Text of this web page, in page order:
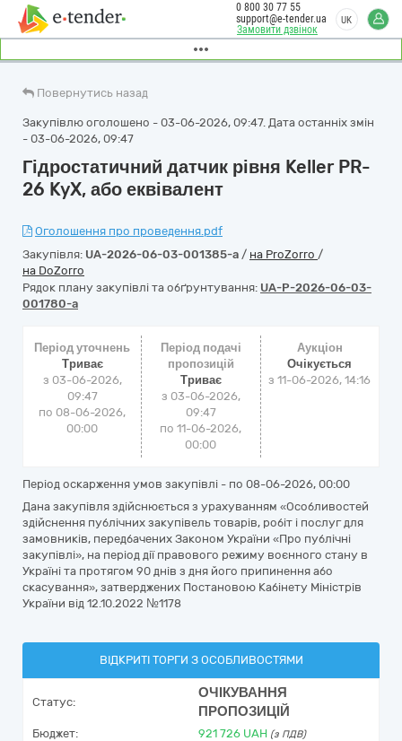
Замовити дзвінок
0 800 30 77 55
support@e-tender.ua
UK
Повернутись назад
Закупівлю оголошено - 03-06-2026, 09:47. Дата останніх змін
- 03-06-2026, 09:47
Гідростатичний датчик рівня Keller PR-
26 KyX, або еквівалент
Оголошення про проведення.pdf
Закупівля: UA-2026-06-03-001385-a / на ProZorro /
на DoZorro
Рядок плану закупівлі та обґрунтування: UA-P-2026-06-03-
001780-a
Період уточнень
Триває
з 03-06-2026,
09:47
по 08-06-2026,
00:00
Період подачі
пропозицій
Триває
з 03-06-2026,
09:47
по 11-06-2026,
00:00
Аукціон
Очікується
з11-06-2026, 14:16
Період оскарження умов закупівлі - по 08-06-2026, 00:00
Дана закупівля здійснюється з урахуванням «Особливостей
здійснення публічних закупівель товарів, робіт і послуг для
замовників, передбачених Законом України «Про публічні
закупівлі», на період дії правового режиму воєнного стану в
Україні та протягом 90 днів з дня його припинення або
скасування», затверджених Постановою Кабінету Міністрів
України від 12.10.2022 №1178
ВІДКРИТІ ТОРГИ З ОСОБЛИВОСТЯМИ
Статус:
ОЧІКУВАННЯ
ПРОПОЗИЦІЙ
Бюджет: 921 726 UAH (з ПДВ)